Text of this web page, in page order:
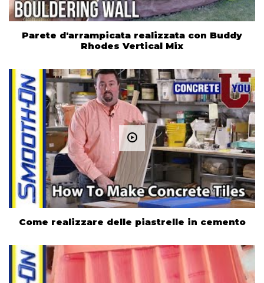
Parete d'arrampicata realizzata con Buddy
Rhodes Vertical Mix
Come realizzare delle piastrelle in cemento